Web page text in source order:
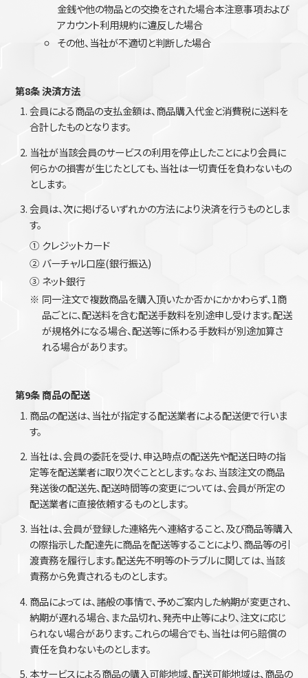
金銭や他の物品との交換をされた場合本注意事項および
アカウント利用規約に違反した場合
その他、当社が不適切と判断した場合
第8条 決済方法
会員による商品の支払金額は、商品購入代金と消費税に送料を
合計したものとなります。
当社が当該会員のサービスの利用を停止したことにより会員に
何らかの損害が生じたとしても、当社は一切責任を負わないもの
とします。
会員は、次に掲げるいずれかの方法により決済を行うものとしま
す。
① クレジットカード
② バーチャル口座(銀行振込)
③ ネット銀行
※ 同一注文で複数商品を購入頂いたか否かにかかわらず、1商
品ごとに、配送料を含む配送手数料を別途申し受けます。配送
が規格外になる場合、配送等に係わる手数料が別途加算さ
れる場合があります。
第9条 商品の配送
商品の配送は、当社が指定する配送業者による配送便で行いま
す。
当社は、会員の委託を受け、申込時点の配送先や配送日時の指
定等を配送業者に取り次ぐこととします。なお、当該注文の商品
発送後の配送先、配送時間等の変更については、会員が所定の
配送業者に直接依頼するものとします。
当社は、会員が登録した連絡先へ連絡すること、及び商品等購入
の際指示した配達先に商品を配送等することにより、商品等の引
渡責務を履行します。配送先不明等のトラブルに関しては、当該
責務から免責されるものとします。
商品によっては、諸般の事情で、予めご案内した納期が変更され、
納期が遅れる場合、また品切れ、発売中止等により、注文に応じ
られない場合があります。これらの場合でも、当社は何ら賠償の
責任を負わないものとします。
本サービスによる商品の購入可能地域、配送可能地域は、商品の